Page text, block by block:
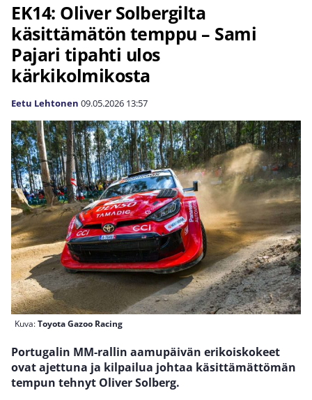
EK14: Oliver Solbergilta
käsittämätön temppu – Sami
Pajari tipahti ulos
kärkikolmikosta
Eetu Lehtonen 09.05.2026 13:57
Kuva:Toyota Gazoo Racing
Portugalin MM-rallin aamupäivän erikoiskokeet
ovat ajettuna ja kilpailua johtaa käsittämättömän
tempun tehnyt Oliver Solberg.